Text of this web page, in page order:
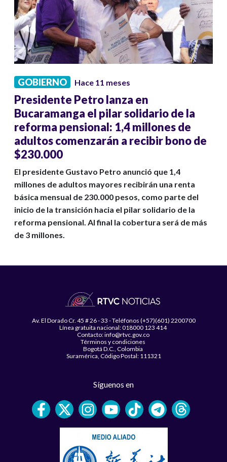
GOBIERNO Hace 11 meses
Presidente Petro lanza en
Bucaramanga el pilar solidario de la
reforma pensional: 1,4 millones de
adultos comenzarán a recibir bono de
$230.000
El presidente Gustavo Petro anunció que 1,4
millones de adultos mayores recibirán una renta
básica mensual de 230.000 pesos, como parte del
inicio de la transición hacia el pilar solidario de la
reforma pensional. Al final la cobertura será de más
de 3 millones.
Av. El Dorado Cr. 45 # 26 - 33 - Teléfonos (+57)(601) 2200700
Línea gratuita nacional: 018000 123 414
Contacto: info@rtvc.gov.co
Términos y condiciones
Bogotá D.C., Colombia
Suramérica, Código Postal: 111321
Síguenos en